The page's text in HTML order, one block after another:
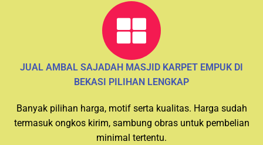
JUAL AMBAL SAJADAH MASJID KARPET EMPUK DI
BEKASI PILIHAN LENGKAP
Banyak pilihan harga, motif serta kualitas. Harga sudah
termasuk ongkos kirim, sambung obras untuk pembelian
minimal tertentu.